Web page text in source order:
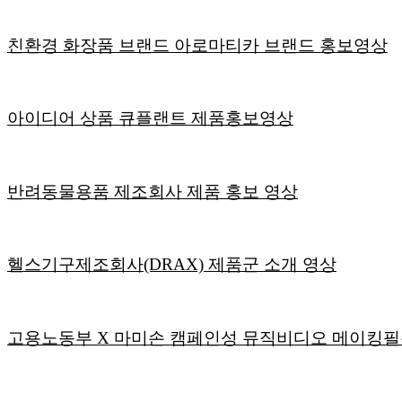
친환경 화장품 브랜드 아로마티카 브랜드 홍보영상
아이디어 상품 큐플랜트 제품홍보영상
반려동물용품 제조회사 제품 홍보 영상
헬스기구제조회사(DRAX) 제품군 소개 영상
고용노동부 X 마미손 캠페인성 뮤직비디오 메이킹